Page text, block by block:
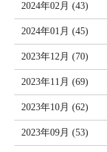
2024年02月 (43)
2024年01月 (45)
2023年12月 (70)
2023年11月 (69)
2023年10月 (62)
2023年09月 (53)